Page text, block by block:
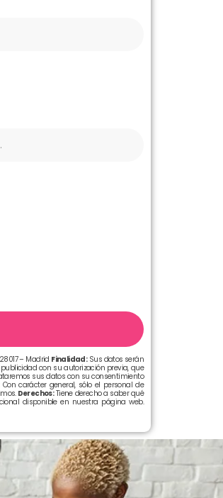
– Madrid Finalidad:Sus datos serán
con su autorización previa, que
sus datos con su consentimiento
Con carácter general, sólo el personal de
Derechos:Tiene derecho a saber qué
disponible en nuestra página web.